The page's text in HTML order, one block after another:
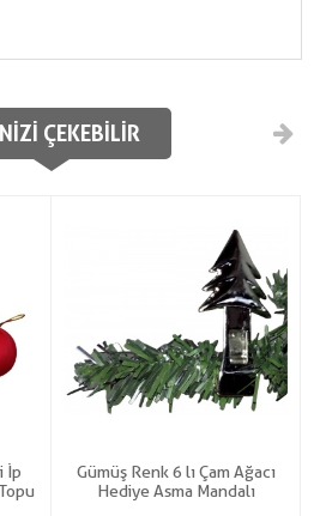
ÇEKEBILIR
İp
Gümüş Renk 6 lı Çam Ağacı
Hediye Asma Mandalı